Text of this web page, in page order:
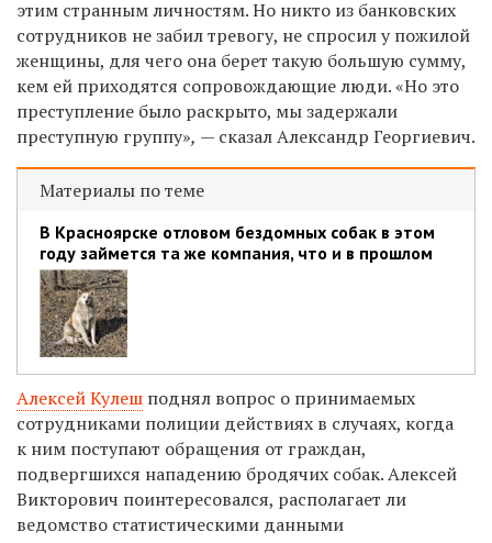
этим странным личностям. Но никто из банковских
сотрудников не забил тревогу, не спросил у пожилой
женщины, для чего она берет такую большую сумму,
кем ей приходятся сопровождающие люди.«Но это
преступление было раскрыто, мы задержали
преступную группу», — сказал Александр Георгиевич.
Материалы по теме
В Красноярске отловом бездомных собак в этом
году займется та же компания, что и в прошлом
Алексей Кулеш поднял вопрос о принимаемых
сотрудниками полиции действиях в случаях, когда
к ним поступают обращения от граждан,
подвергшихся нападению бродячих собак. Алексей
Викторович поинтересовался, располагает ли
ведомство статистическими данными